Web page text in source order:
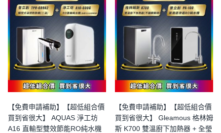
)
王 )
【免費申請補助】【超低組合價
買到省很大】 AQUAS 淨工坊
A16 直輸型雙效節能RO純水機
【免費申請補助】【超低組合價
買到省很大】 Gleamous 格林姆
斯 K700 雙溫廚下加熱器 + 全瑩